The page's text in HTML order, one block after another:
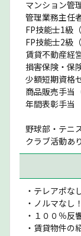
マンション管
管理業務主任
FP技能士1級
FP技能士2級
賃貸不動産経
損害保険・保
少額短期資格
商品販売手当
年間表彰手当
野球部・テニ
クラブ活動あり
・テレアポな
・ノルマなし！
・１００％反
・賃貸物件の